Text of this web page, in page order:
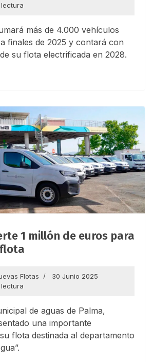
más de 4.000 vehículos
finales de 2025 y contará con
su flota electrificada en 2028.
1 millón de euros para
Flotas
30 Junio 2025
de aguas de Palma,
una importante
flota destinada al departamento